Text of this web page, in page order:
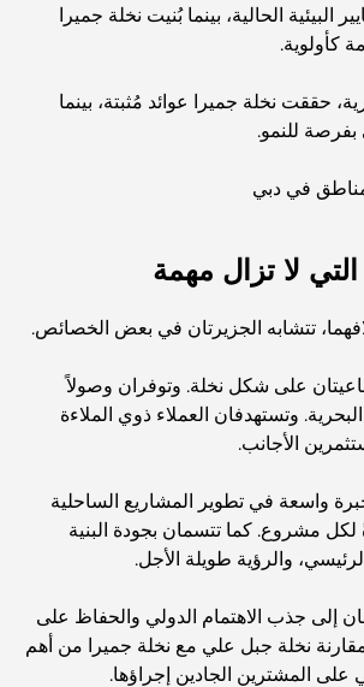
أفضل أماكن تناول الطعام في مركز متنامٍ
للبطولات في دبي
المطلة على الواجهة البحرية في دبي: حياة
البحر
اللحم في دبي: دليل لعشاق اللحوم
البيئية الحالية، بينما بُنيت نخلة جميرا
كأولوية.
حققت نخلة جميرا عوائد مُثبتة، بينما
للنمو.
في دبي
التي لا تزال مهمة
تتشابه الجزيرتان في بعض الخصائص.
على شكل نخلة. وتوفران وصولاً
وتستهدفان العملاء ذوي الملاءة
الأجانب.
واسعة في تطوير المشاريع الساحلية
لكل مشروع. كما تتسمان بجودة البنية
والرؤية طويلة الأجل.
إلى جذب الاهتمام الدولي والحفاظ على
نخلة جبل علي مع نخلة جميرا من أهم
على المشترين الجادين إجراؤها.